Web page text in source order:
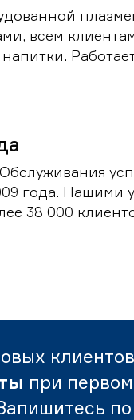
всем
года. Нашими
38 000
при